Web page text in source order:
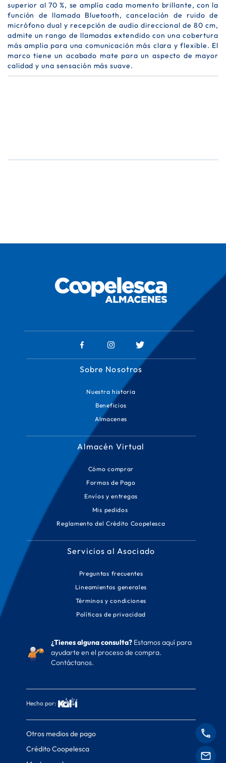
superior al 70 %, se amplía cada momento brillante, con la
función de llamada Bluetooth, cancelación de ruido de
micrófono dual y recepción de audio direccional de 80 cm,
admite un rango de llamadas extendido con una cobertura
más amplia para una comunicación más clara y flexible. El
marco tiene un acabado mate para un aspecto de mayor
calidad y una sensación más suave.
Sobre Nosotros
Nuestra historia
Beneficios
Almacenes
Almacén Virtual
Cómo comprar
Formas de Pago
Envíos y entregas
Mis pedidos
Reglamento del Crédito Coopelesca
Servicios al Asociado
Preguntas frecuentes
Lineamientos generales
Términos y condiciones
Políticas de privacidad
¿Tienes alguna consulta?Estamos aquí para
ayudarte en el proceso de compra.
Contáctanos.
Hecho por:
Otros medios de pago
Crédito Coopelesca